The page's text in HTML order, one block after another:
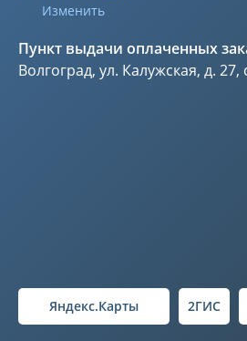
Изменить
Пункт выдачи оплаченных
Волгоград, ул. Калужская, д.
Яндекс.Карты 2ГИС